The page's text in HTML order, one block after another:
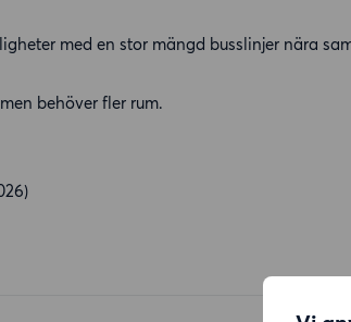
med en stor mängd busslinjer nära
behöver fler rum.